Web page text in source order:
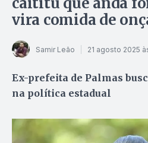
vira comida de
Samir Leão 21 agosto 2025
Ex-prefeita de Palmas
na política estadual